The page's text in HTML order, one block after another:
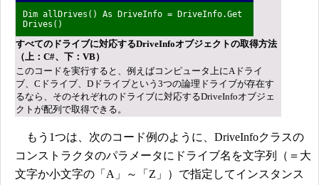
Dim allDrives() As DriveInfo = DriveInfo.Get
Drives()
すべてのドライブに対応するDriveInfoオブジェクトの取得方法
（上：C#、下：VB）
このコードを実行すると、例えばコンピュータ上にAドライ
ブ、Cドライブ、Dドライブという3つの論理ドライブが存在す
るなら、そのそれぞれのドライブに対応するDriveInfoオブジェ
クトが配列で取得できる。
もう1つは、次のコード例のように、DriveInfoクラスの
コンストラクタのパラメータにドライブ名を文字列（＝大
文字か小文字の「A」～「Z」）で指定してインスタンス